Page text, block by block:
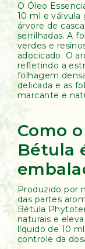
O Óleo
10 ml e válvula
árvore de
serrilhadas. A
verdes e
adocicado. O
refletindo a
folhagem
delicada e as
marcante e
Como
Bétula
Produzido por
das partes
Bétula
naturais e
líquido de 10
controle da